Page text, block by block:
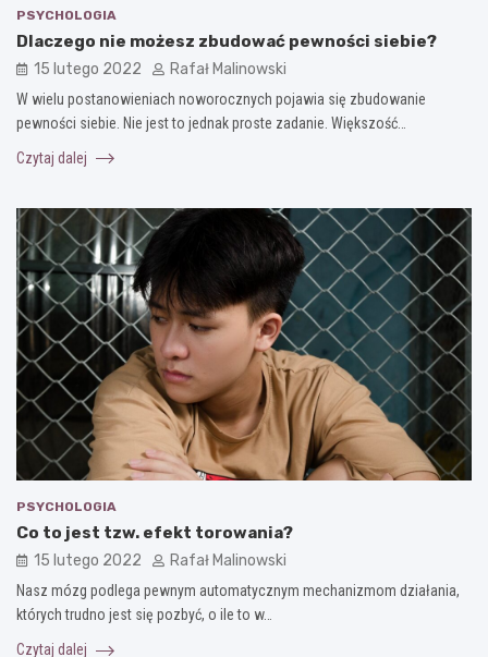
PSYCHOLOGIA
Dlaczego nie możesz zbudować pewności siebie?
15 lutego 2022 Rafał Malinowski
W wielu postanowieniach noworocznych pojawia się zbudowanie
pewności siebie. Nie jest to jednak proste zadanie. Większość…
Czytaj dalej
PSYCHOLOGIA
Co to jest tzw. efekt torowania?
15 lutego 2022 Rafał Malinowski
Nasz mózg podlega pewnym automatycznym mechanizmom działania,
których trudno jest się pozbyć, o ile to w…
Czytaj dalej